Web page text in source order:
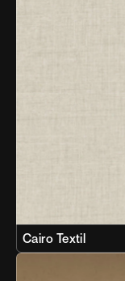
Cairo Textil